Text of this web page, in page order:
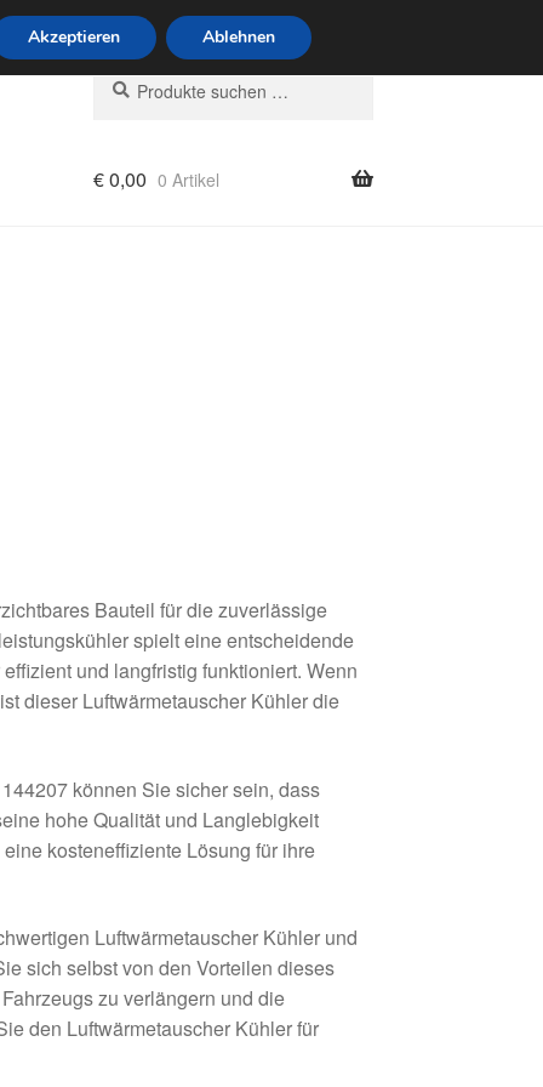
Uhr · 0175 7465658
Suchen
nach:
Suchen
€0,00 0 Artikel
Bauteil für die zuverlässige
spielt eine entscheidende
und langfristig funktioniert. Wenn
dieser Luftwärmetauscher Kühler die
können Sie sicher sein, dass
hohe Qualität und Langlebigkeit
kosteneffiziente Lösung für ihre
Luftwärmetauscher Kühler und
sich selbst von den Vorteilen dieses
zu verlängern und die
den Luftwärmetauscher Kühler für
Akzeptieren Ablehnen